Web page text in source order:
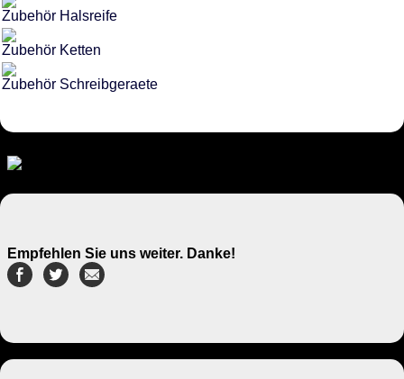
Zubehör Halsreife
Zubehör Ketten
Zubehör Schreibgeraete
Empfehlen Sie uns weiter. Danke!